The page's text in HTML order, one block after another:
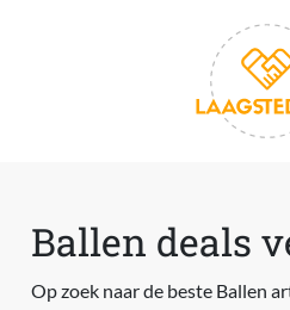
Ballen deals
Op zoek naar de beste Ballen